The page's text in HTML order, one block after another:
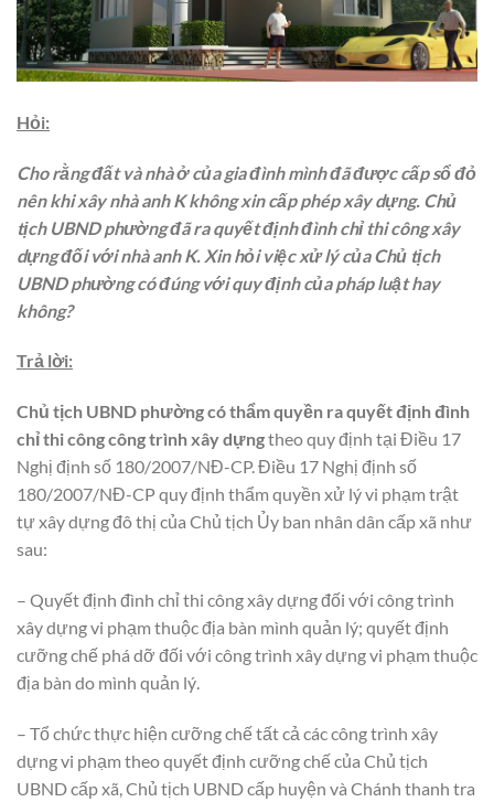
Hỏi:
Cho rằng đất và nhà ở của gia đình mình đã được cấp sổ đỏ
nên khi xây nhà anh K không xin cấp phép xây dựng. Chủ
tịch UBND phường đã ra quyết định đình chỉ thi công xây
dựng đối với nhà anh K. Xin hỏi việc xử lý của Chủ tịch
UBND phường có đúng với quy định của pháp luật hay
không?
Trả lời:
Chủ tịch UBND phường có thẩm quyền ra quyết định đình
chỉ thi công công trình xây dựngtheo quy định tại Điều 17
Nghị định số 180/2007/NĐ-CP. Điều 17 Nghị định số
180/2007/NĐ-CP quy định thẩm quyền xử lý vi phạm trật
tự xây dựng đô thị của Chủ tịch Ủy ban nhân dân cấp xã như
sau:
– Quyết định đình chỉ thi công xây dựng đối với công trình
xây dựng vi phạm thuộc địa bàn mình quản lý; quyết định
cưỡng chế phá dỡ đối với công trình xây dựng vi phạm thuộc
địa bàn do mình quản lý.
– Tổ chức thực hiện cưỡng chế tất cả các công trình xây
dựng vi phạm theo quyết định cưỡng chế của Chủ tịch
UBND cấp xã, Chủ tịch UBND cấp huyện và Chánh thanh tra